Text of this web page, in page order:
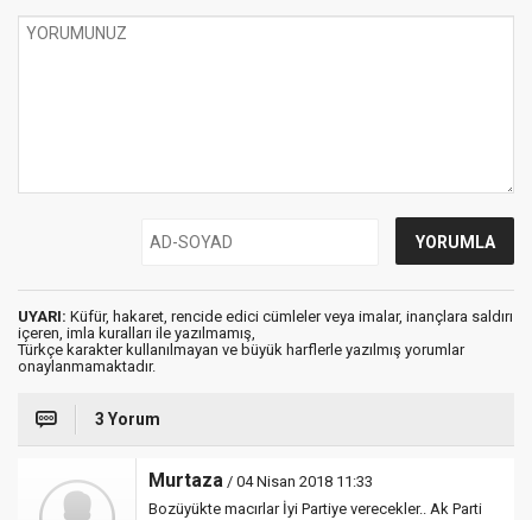
UYARI: Küfür, hakaret, rencide edici cümleler veya imalar, inançlara saldırı
içeren, imla kuralları ile yazılmamış,
Türkçe karakter kullanılmayan ve büyük harflerle yazılmış yorumlar
onaylanmamaktadır.
3 Yorum
Murtaza / 04 Nisan 2018 11:33
Bozüyükte macırlar İyi Partiye verecekler.. Ak Parti